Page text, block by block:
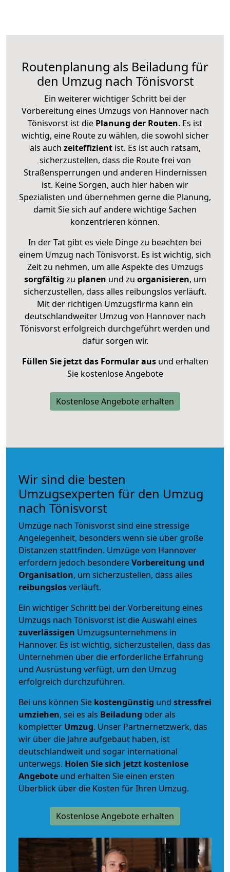
Routenplanung als Beiladung für
den Umzug nach Tönisvorst
Ein weiterer wichtiger Schritt bei der
Vorbereitung eines Umzugs von Hannover nach
Tönisvorst ist die Planung der Routen. Es ist
wichtig, eine Route zu wählen, die sowohl sicher
als auch zeiteffizientist. Es ist auch ratsam,
sicherzustellen, dass die Route frei von
Straßensperrungen und anderen Hindernissen
ist. Keine Sorgen, auch hier haben wir
Spezialisten und übernehmen gerne die Planung,
damit Sie sich auf andere wichtige Sachen
konzentrieren können.
In der Tat gibt es viele Dinge zu beachten bei
einem Umzug nach Tönisvorst. Es ist wichtig, sich
Zeit zu nehmen, um alle Aspekte des Umzugs
sorgfältig zu planen und zu organisieren, um
sicherzustellen, dass alles reibungslos verläuft.
Mit der richtigen Umzugsfirma kann ein
deutschlandweiter Umzug von Hannover nach
Tönisvorst erfolgreich durchgeführt werden und
dafür sorgen wir.
Füllen Sie jetzt das Formular ausund erhalten
Sie kostenlose Angebote
Kostenlose Angebote erhalten
Wir sind die besten
Umzugsexperten für den Umzug
nach Tönisvorst
Umzüge nach Tönisvorst sind eine stressige
Angelegenheit, besonders wenn sie über große
Distanzen stattfinden. Umzüge von Hannover
erfordern jedoch besondereVorbereitung und
Organisation, um sicherzustellen, dass alles
reibungslosverläuft.
Ein wichtiger Schritt bei der Vorbereitung eines
Umzugs nach Tönisvorst ist die Auswahl eines
zuverlässigen Umzugsunternehmens in
Hannover. Es ist wichtig, sicherzustellen, dass das
Unternehmen über die erforderliche Erfahrung
und Ausrüstung verfügt, um den Umzug
erfolgreich durchzuführen.
Bei uns können Sie kostengünstig und stressfrei
umziehen, sei es als Beiladung oder als
kompletter Umzug. Unser Partnernetzwerk, das
wir über die Jahre aufgebaut haben, ist
deutschlandweit und sogar international
unterwegs. Holen Sie sich jetzt kostenlose
Angebote und erhalten Sie einen ersten
Überblick über die Kosten für Ihren Umzug.
Kostenlose Angebote erhalten